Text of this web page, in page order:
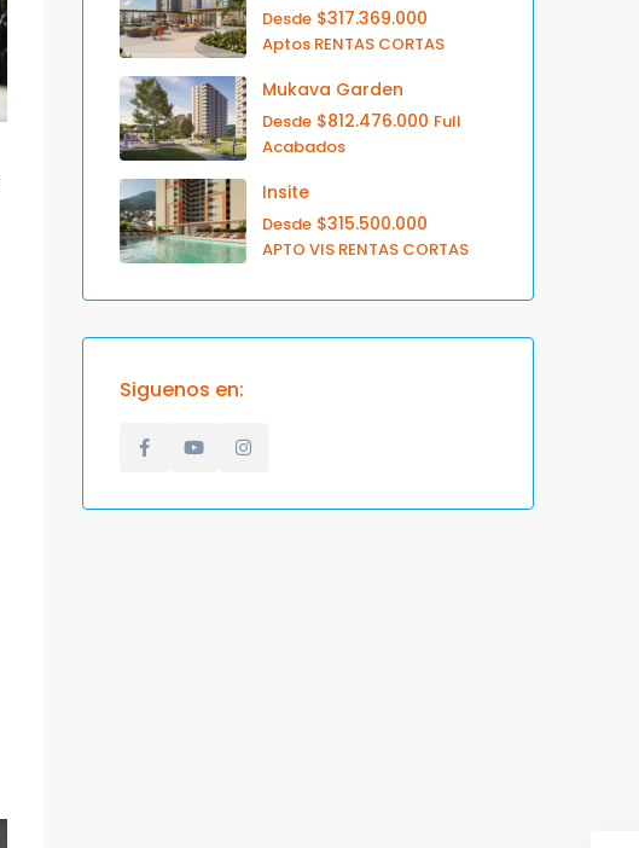
Desde $317.369.000
Aptos RENTAS CORTAS
Mukava Garden
Desde $812.476.000 Full
Acabados
Insite
Desde $315.500.000
APTO VIS RENTAS CORTAS
Siguenos en: